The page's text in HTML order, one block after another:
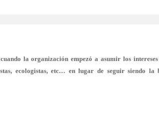
la organización empezó a asumir los
ecologistas, etc… en lugar de seguir siendo la